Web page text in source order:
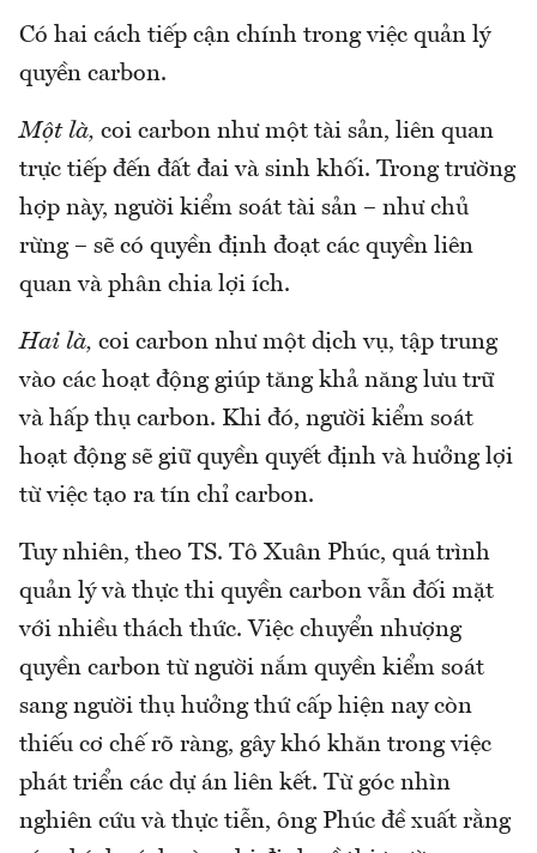
Có hai cách tiếp cận chính trong việc quản lý
quyền carbon.
Một là, coi carbon như một tài sản, liên quan
trực tiếp đến đất đai và sinh khối. Trong trường
hợp này, người kiểm soát tài sản – như chủ
rừng – sẽ có quyền định đoạt các quyền liên
quan và phân chia lợi ích.
Hai là, coi carbon như một dịch vụ, tập trung
vào các hoạt động giúp tăng khả năng lưu trữ
và hấp thụ carbon. Khi đó, người kiểm soát
hoạt động sẽ giữ quyền quyết định và hưởng lợi
từ việc tạo ra tín chỉ carbon.
Tuy nhiên, theo TS. Tô Xuân Phúc, quá trình
quản lý và thực thi quyền carbon vẫn đối mặt
với nhiều thách thức. Việc chuyển nhượng
quyền carbon từ người nắm quyền kiểm soát
sang người thụ hưởng thứ cấp hiện nay còn
thiếu cơ chế rõ ràng, gây khó khăn trong việc
phát triển các dự án liên kết. Từ góc nhìn
nghiên cứu và thực tiễn, ông Phúc đề xuất rằng